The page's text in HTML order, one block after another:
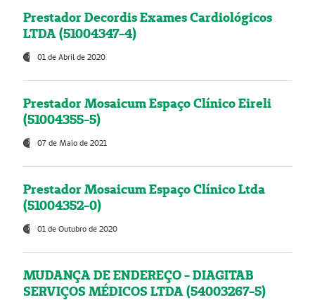
Prestador Decordis Exames Cardiológicos
LTDA (51004347-4)
01 de Abril de 2020
Prestador Mosaicum Espaço Clínico Eireli
(51004355-5)
07 de Maio de 2021
Prestador Mosaicum Espaço Clínico Ltda
(51004352-0)
01 de Outubro de 2020
MUDANÇA DE ENDEREÇO - DIAGITAB
SERVIÇOS MÉDICOS LTDA (54003267-5)